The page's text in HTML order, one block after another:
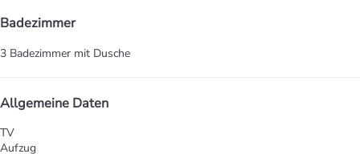
Badezimmer
3 Badezimmer mit Dusche
Allgemeine Daten
TV
Aufzug